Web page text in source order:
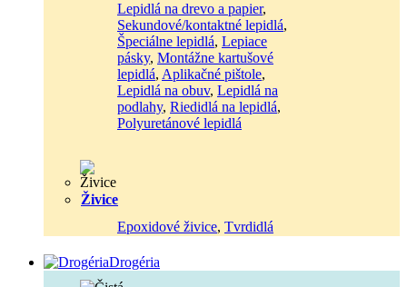
Lepidlá na drevo a papier,
Sekundové/kontaktné lepidlá,
Špeciálne lepidlá, Lepiace
pásky, Montážne kartušové
lepidlá, Aplikačné pištole,
Lepidlá na obuv, Lepidlá na
podlahy, Riedidlá na lepidlá,
Polyuretánové lepidlá
Živice
Epoxidové živice, Tvrdidlá
Drogéria